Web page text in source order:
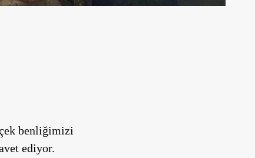
benliğimizi
ediyor.